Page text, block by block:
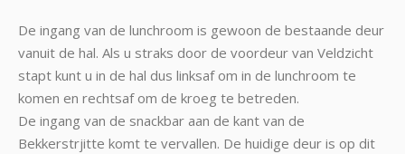
De ingang van de lunchroom is gewoon de bestaande deur
vanuit de hal. Als u straks door de voordeur van Veldzicht
stapt kunt u in de hal dus linksaf om in de lunchroom te
komen en rechtsaf om de kroeg te betreden.
De ingang van de snackbar aan de kant van de
Bekkerstrjitte komt te vervallen. De huidige deur is op dit